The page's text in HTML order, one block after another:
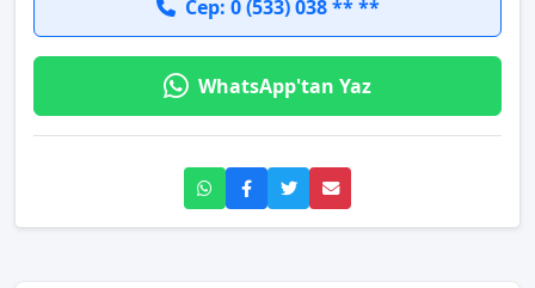
Cep: 0 (533) 038 ** **
WhatsApp'tan Yaz